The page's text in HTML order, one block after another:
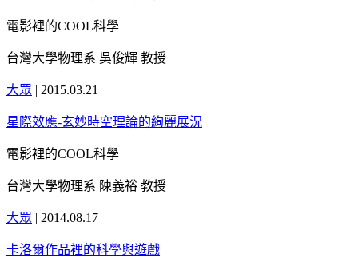
電影裡的COOL科學
台灣大學物理系 吳俊輝 教授
大眾 | 2015.03.21
星際效應-玄妙時空理論的絢麗展況
電影裡的COOL科學
台灣大學物理系 陳義裕 教授
大眾 | 2014.08.17
卡洛爾作品裡的科學與遊戲